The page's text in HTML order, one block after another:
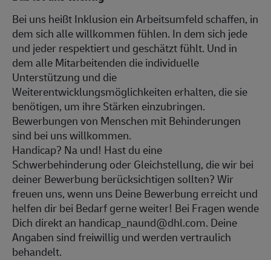
Bei uns heißt Inklusion ein Arbeitsumfeld schaffen, in
dem sich alle willkommen fühlen. In dem sich jede
und jeder respektiert und geschätzt fühlt. Und in
dem alle Mitarbeitenden die individuelle
Unterstützung und die
Weiterentwicklungsmöglichkeiten erhalten, die sie
benötigen, um ihre Stärken einzubringen.
Bewerbungen von Menschen mit Behinderungen
sind bei uns willkommen.
Handicap? Na und! Hast du eine
Schwerbehinderung oder Gleichstellung, die wir bei
deiner Bewerbung berücksichtigen sollten? Wir
freuen uns, wenn uns Deine Bewerbung erreicht und
helfen dir bei Bedarf gerne weiter! Bei Fragen wende
Dich direkt an handicap_naund@dhl.com. Deine
Angaben sind freiwillig und werden vertraulich
behandelt.